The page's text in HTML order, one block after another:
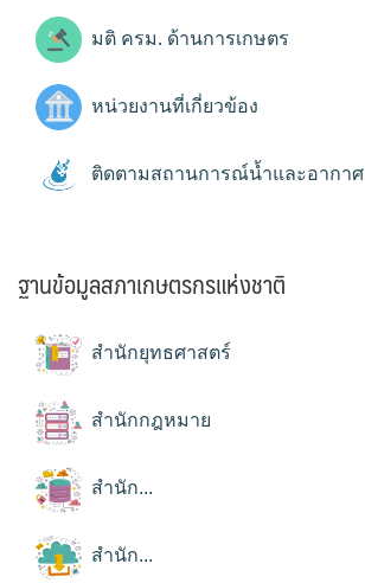
มติ ครม. ด้านการเกษตร
หน่วยงานที่เกี่ยวข้อง
ติดตามสถานการณ์น้ำและอากาศ
ฐานข้อมูลสภาเกษตรกรแห่งชาติ
สำนักยุทธศาสตร์
สำนักกฎหมาย
สำนัก...
สำนัก...